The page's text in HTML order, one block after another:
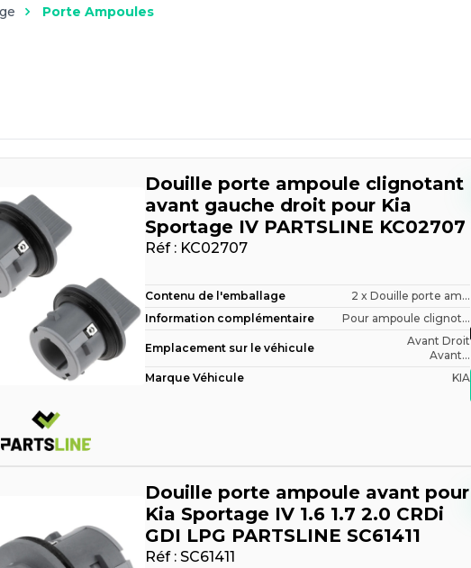
Porte Ampoules
Douille porte ampoule clignotant
avant gauche droit pour Kia
Sportage IV PARTSLINE KC02707
Réf : KC02707
Contenu de l'emballage
2 x Douille porte am...
Information complémentaire
Pour ampoule clignot...
Emplacement sur le véhicule
Avant Droit
Avant...
Marque Véhicule
KIA
Douille porte ampoule avant pour
Kia Sportage IV 1.6 1.7 2.0 CRDi
GDI LPG PARTSLINE SC61411
Réf : SC61411